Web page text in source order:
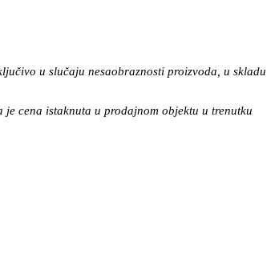
u slučaju nesaobraznosti proizvoda, u skladu
cena istaknuta u prodajnom objektu u trenutku